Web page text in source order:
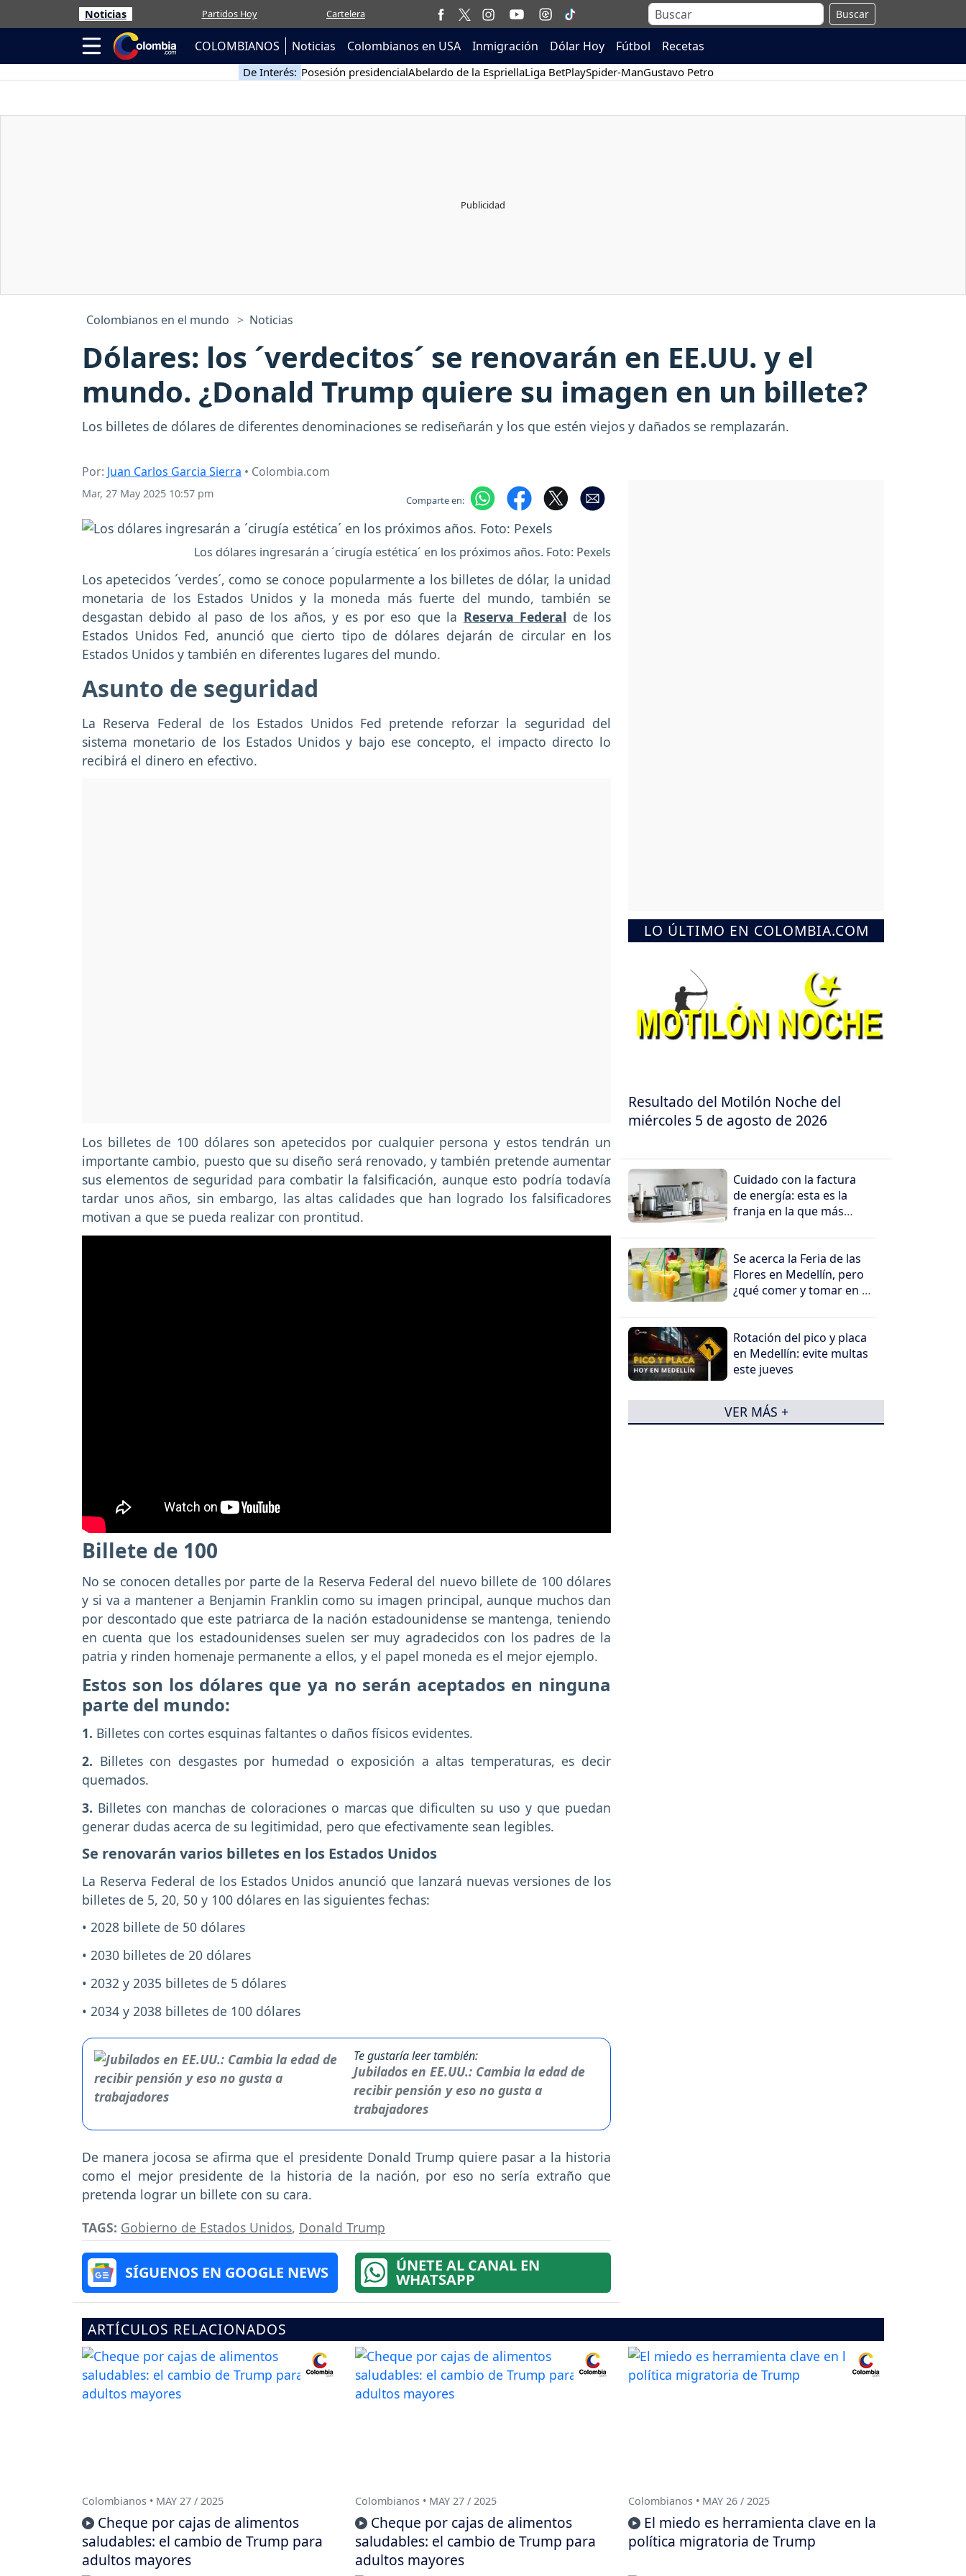
Noticias Partidos Hoy Cartelera Buscar
COLOMBIANOS Noticias Colombianos en USA Inmigración Dólar Hoy Fútbol Recetas
De Interés: Posesión presidencialAbelardo de la EspriellaLiga BetPlaySpider-ManGustavo Petro
Colombianos en el mundo Noticias
Dólares: los ´verdecitos´ se renovarán en EE.UU. y el
mundo. ¿Donald Trump quiere su imagen en un billete?
Los billetes de dólares de diferentes denominaciones se rediseñarán y los que estén viejos y dañados se remplazarán.
Por: Juan Carlos Garcia Sierra • Colombia.com
Mar, 27 May 2025 10:57 pm Comparte en:
Los dólares ingresarán a ´cirugía estética´ en los próximos años. Foto: Pexels
Los apetecidos ´verdes´, como se conoce popularmente a los billetes de dólar, la unidad
monetaria de los Estados Unidos y la moneda más fuerte del mundo, también se
desgastan debido al paso de los años, y es por eso que la Reserva Federal de los
Estados Unidos Fed, anunció que cierto tipo de dólares dejarán de circular en los
Estados Unidos y también en diferentes lugares del mundo.
Asunto de seguridad
La Reserva Federal de los Estados Unidos Fed pretende reforzar la seguridad del
sistema monetario de los Estados Unidos y bajo ese concepto, el impacto directo lo
recibirá el dinero en efectivo.
Los billetes de 100 dólares son apetecidos por cualquier persona y estos tendrán un
importante cambio, puesto que su diseño será renovado, y también pretende aumentar
sus elementos de seguridad para combatir la falsificación, aunque esto podría todavía
tardar unos años, sin embargo, las altas calidades que han logrado los falsificadores
motivan a que se pueda realizar con prontitud.
Billete de 100
No se conocen detalles por parte de la Reserva Federal del nuevo billete de 100 dólares
y si va a mantener a Benjamin Franklin como su imagen principal, aunque muchos dan
por descontado que este patriarca de la nación estadounidense se mantenga, teniendo
en cuenta que los estadounidenses suelen ser muy agradecidos con los padres de la
patria y rinden homenaje permanente a ellos, y el papel moneda es el mejor ejemplo.
Estos son los dólares que ya no serán aceptados en ninguna
parte del mundo:
1. Billetes con cortes esquinas faltantes o daños físicos evidentes.
2. Billetes con desgastes por humedad o exposición a altas temperaturas, es decir
quemados.
3. Billetes con manchas de coloraciones o marcas que dificulten su uso y que puedan
generar dudas acerca de su legitimidad, pero que efectivamente sean legibles.
Se renovarán varios billetes en los Estados Unidos
La Reserva Federal de los Estados Unidos anunció que lanzará nuevas versiones de los
billetes de 5, 20, 50 y 100 dólares en las siguientes fechas:
• 2028 billete de 50 dólares
• 2030 billetes de 20 dólares
• 2032 y 2035 billetes de 5 dólares
• 2034 y 2038 billetes de 100 dólares
Te gustaría leer también:
Jubilados en EE.UU.: Cambia la edad de
recibir pensión y eso no gusta a
trabajadores
De manera jocosa se afirma que el presidente Donald Trump quiere pasar a la historia
como el mejor presidente de la historia de la nación, por eso no sería extraño que
pretenda lograr un billete con su cara.
TAGS: Gobierno de Estados Unidos, Donald Trump
SÍGUENOS EN GOOGLE NEWS ÚNETE AL CANAL EN
WHATSAPP
LO ÚLTIMO EN COLOMBIA.COM
Resultado del Motilón Noche del
miércoles 5 de agosto de 2026
Cuidado con la factura
de energía: esta es la
franja en la que más
electricidad
Se acerca la Feria de las
Flores en Medellín, pero
¿qué comer y tomar en el
Rotación del pico y placa
en Medellín: evite multas
este jueves
VER MÁS +
ARTÍCULOS RELACIONADOS
Colombianos • MAY 27 / 2025
Cheque por cajas de alimentos
saludables: el cambio de Trump para
adultos mayores
Colombianos • MAY 27 / 2025
Cheque por cajas de alimentos
saludables: el cambio de Trump para
adultos mayores
Colombianos • MAY 26 / 2025
El miedo es herramienta clave en la
política migratoria de Trump